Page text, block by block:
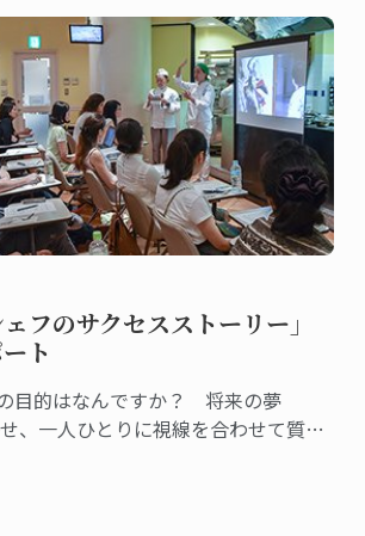
ェフのサクセスストーリー」
ト
目的はなんですか？ 将来の夢
、一人ひとりに視線を合わせて質問
。参加者の回答を聞きながら、温か